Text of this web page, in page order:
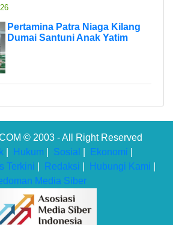
Pertamina Patra Niaga Kilang
Dumai Santuni Anak Yatim
© 2003 - All Right Reserved
Hukum Sosial Ekonomi
Terkini Redaksi Hubungi Kami
Media Siber